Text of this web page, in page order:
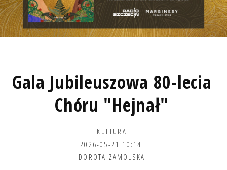
Gala Jubileuszowa 80-lecia
Chóru "Hejnał"
KULTURA
2026-05-21 10:14
DOROTA ZAMOLSKA